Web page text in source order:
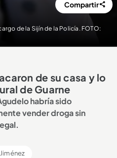
de la Sijín de la Policía. FOTO:
Compartir
de su casa y lo
de Guarne
habría sido
vender droga sin